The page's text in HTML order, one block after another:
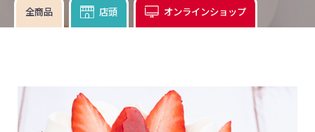
全商品 店頭 オンラインショップ